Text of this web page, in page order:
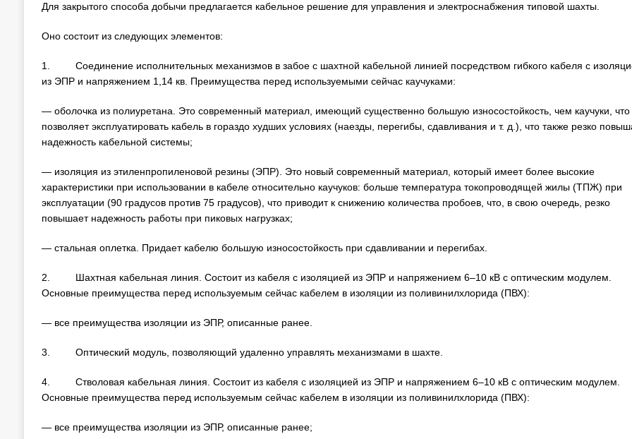
Для закрытого способа добычи предлагается кабельное решение для управления и электроснабжения типовой шахты.
Оно состоит из следующих элементов:
1. Соединение исполнительных механизмов в забое с шахтной кабельной линией посредством гибкого кабеля с
из ЭПР и напряжением 1,14 кв. Преимущества перед используемыми сейчас каучуками:
— оболочка из полиуретана. Это современный материал, имеющий существенно большую износостойкость, чем каучуки, что
позволяет эксплуатировать кабель в гораздо худших условиях (наезды, перегибы, сдавливания и т. д.), что также резко
надежность кабельной системы;
— изоляция из этиленпропиленовой резины (ЭПР). Это новый современный материал, который имеет более высокие
характеристики при использовании в кабеле относительно каучуков: больше температура токопроводящей жилы (ТПЖ) при
эксплуатации (90 градусов против 75 градусов), что приводит к снижению количества пробоев, что, в свою очередь, резко
повышает надежность работы при пиковых нагрузках;
— стальная оплетка. Придает кабелю большую износостойкость при сдавливании и перегибах.
2. Шахтная кабельная линия. Состоит из кабеля с изоляцией из ЭПР и напряжением 6–10 кВ с оптическим модулем.
Основные преимущества перед используемым сейчас кабелем в изоляции из поливинилхлорида (ПВХ):
— все преимущества изоляции из ЭПР, описанные ранее.
3. Оптический модуль, позволяющий удаленно управлять механизмами в шахте.
4. Стволовая кабельная линия. Состоит из кабеля с изоляцией из ЭПР и напряжением 6–10 кВ с оптическим модулем.
Основные преимущества перед используемым сейчас кабелем в изоляции из поливинилхлорида (ПВХ):
— все преимущества изоляции из ЭПР, описанные ранее;